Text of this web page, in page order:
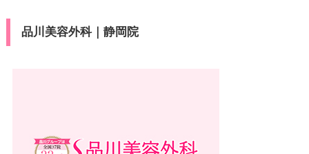
品川美容外科｜静岡院